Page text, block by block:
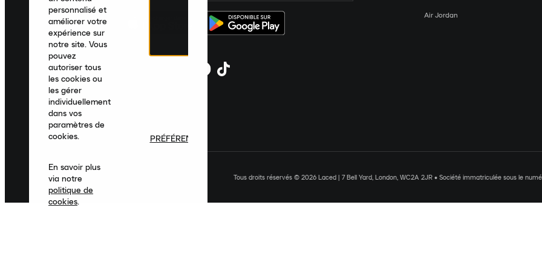
Air Jordan
Tous droits réservés © 2026 Laced | 7 Bell Yard, London, WC2A 2JR • Société immatriculée sous le
personnalisé et
améliorer votre
expérience sur
notre site. Vous
pouvez
autoriser tous
les cookies ou
les gérer
individuellement
dans vos
paramètres de
cookies.
En savoir plus
via notre
politique de
cookies.
PRÉFÉRENCES